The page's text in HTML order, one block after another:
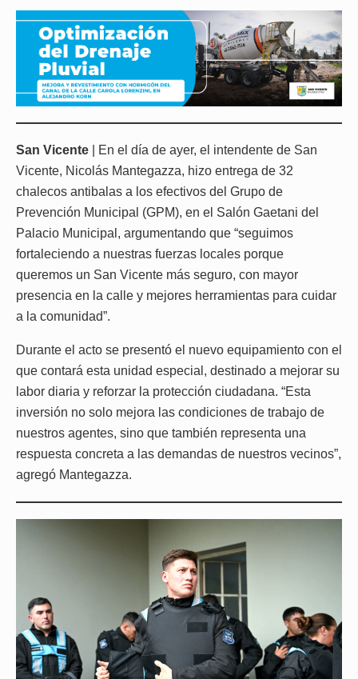
San Vicente | En el día de ayer, el intendente de San
Vicente, Nicolás Mantegazza, hizo entrega de 32
chalecos antibalas a los efectivos del Grupo de
Prevención Municipal (GPM), en el Salón Gaetani del
Palacio Municipal, argumentando que “seguimos
fortaleciendo a nuestras fuerzas locales porque
queremos un San Vicente más seguro, con mayor
presencia en la calle y mejores herramientas para cuidar
a la comunidad”.
Durante el acto se presentó el nuevo equipamiento con el
que contará esta unidad especial, destinado a mejorar su
labor diaria y reforzar la protección ciudadana. “Esta
inversión no solo mejora las condiciones de trabajo de
nuestros agentes, sino que también representa una
respuesta concreta a las demandas de nuestros vecinos”,
agregó Mantegazza.